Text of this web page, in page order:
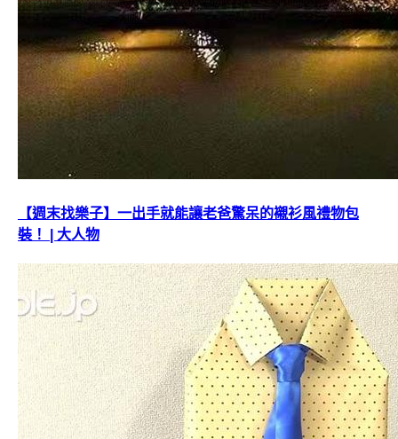
【週末找樂子】一出手就能讓老爸驚呆的襯衫風禮物包
裝！ | 大人物